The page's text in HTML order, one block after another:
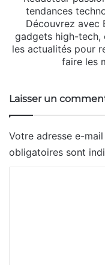
tendances
Découvrez avec
gadgets high-tech,
les actualités pour
faire les
Laisser un
Votre adresse e-
obligatoires sont